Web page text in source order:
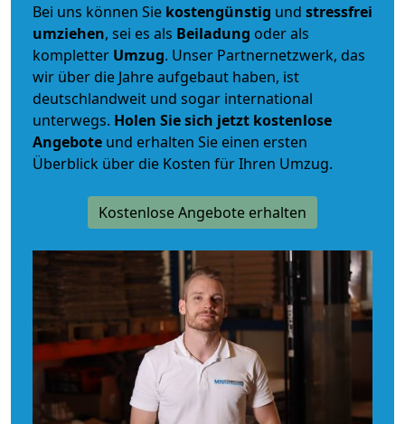
Bei uns können Sie kostengünstig und stressfrei
umziehen, sei es als Beiladung oder als
kompletter Umzug. Unser Partnernetzwerk, das
wir über die Jahre aufgebaut haben, ist
deutschlandweit und sogar international
unterwegs. Holen Sie sich jetzt kostenlose
Angebote und erhalten Sie einen ersten
Überblick über die Kosten für Ihren Umzug.
Kostenlose Angebote erhalten